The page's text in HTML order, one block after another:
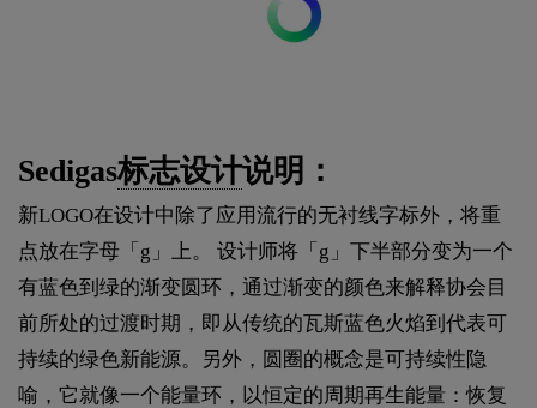
Sedigas标志设计说明：
新LOGO在设计中除了应用流行的无衬线字标外，将重
点放在字母「g」上。 设计师将「g」下半部分变为一个
有蓝色到绿的渐变圆环，通过渐变的颜色来解释协会目
前所处的过渡时期，即从传统的瓦斯蓝色火焰到代表可
持续的绿色新能源。另外，圆圈的概念是可持续性隐
喻，它就像一个能量环，以恒定的周期再生能量：恢复